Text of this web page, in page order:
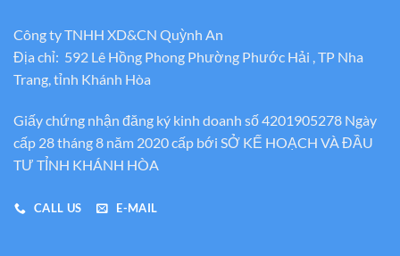
Công ty TNHH XD&CN Quỳnh An
Địa chỉ: 592 Lê Hồng Phong Phường Phước Hải , TP Nha
Trang, tỉnh Khánh Hòa
Giấy chứng nhận đăng ký kinh doanh số 4201905278 Ngày
cấp 28 tháng 8 năm 2020 cấp bới SỞ KẾ HOẠCH VÀ ĐẦU
TƯ TỈNH KHÁNH HÒA
CALL US E-MAIL